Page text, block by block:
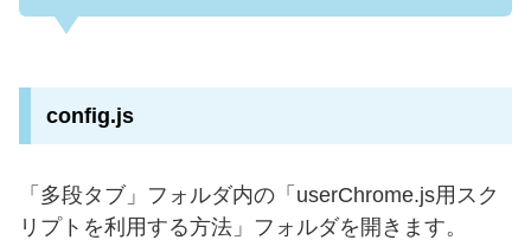
config.js
「多段タブ」フォルダ内の「userChrome.js用スク
リプトを利用する方法」フォルダを開きます。